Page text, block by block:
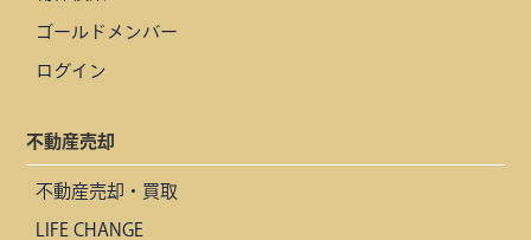
ゴールドメンバー
ログイン
不動産売却
不動産売却・買取
LIFE CHANGE